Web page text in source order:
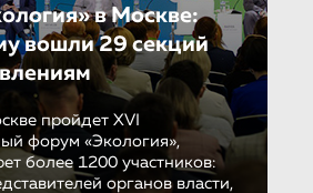
в Москве:
вошли 29 секций
пройдет XVI
форум «Экология»,
более 1200 участников:
органов власти,